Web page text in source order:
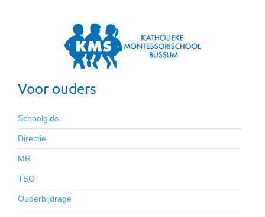
Voor ouders
Schoolgids
Directie
MR
TSO
Ouderbijdrage